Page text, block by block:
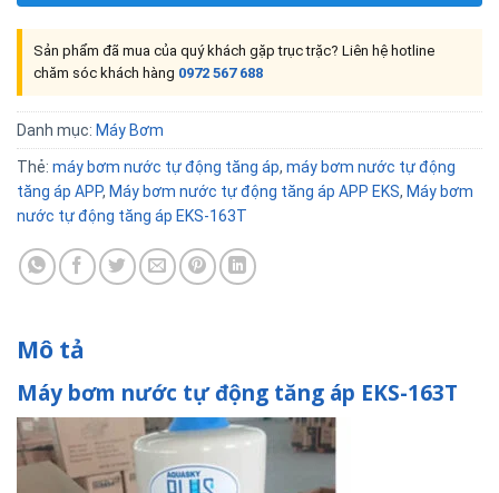
Sản phẩm đã mua của quý khách gặp trục trặc? Liên hệ hotline
chăm sóc khách hàng 0972 567 688
Danh mục: Máy Bơm
Thẻ: máy bơm nước tự động tăng áp, máy bơm nước tự động
tăng áp APP, Máy bơm nước tự động tăng áp APP EKS, Máy bơm
nước tự động tăng áp EKS-163T
Mô tả
Máy bơm nước tự động tăng áp EKS-163T